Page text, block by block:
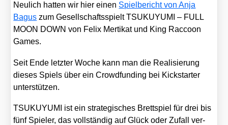
Neu­lich hat­ten wir hier einen Spiel­be­richt von Anja
Bagus zum Gesell­schafts­spielt TSUKUYUMI – FULL
MOON DOWN von Felix Mer­ti­kat und King Rac­coon
Games.
Seit Ende letz­ter Woche kann man die Rea­li­sie­rung
die­ses Spiels über ein Crowd­fun­ding bei Kick­star­ter
unter­stüt­zen.
TSUKUYUMI ist ein stra­te­gi­sches Brett­spiel für drei bis
fünf Spie­ler, das voll­stän­dig auf Glück oder Zufall ver­